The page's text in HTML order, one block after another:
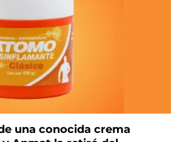
una conocida crema